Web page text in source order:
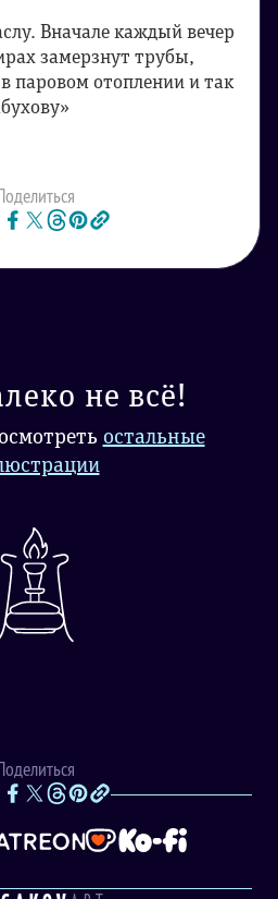
Вначале каждый вечер
замерзнут трубы,
паровом отоплении и так
не всё!
остальные